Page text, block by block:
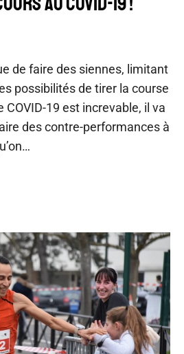
de faire des siennes, limitant
possibilités de tirer la course
COVID-19 est increvable, il va
des contre-performances à